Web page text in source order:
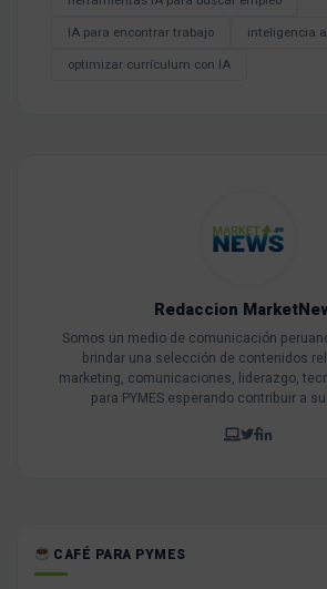
IA para encontrar trabajo
inteligencia
optimizar currículum con IA
Redaccion
Somos un medio de comunicación
brindar una selección de contenidos
marketing, comunicaciones, liderazgo,
para PYMES esperando contribuir a
CAFÉ PARA PYMES